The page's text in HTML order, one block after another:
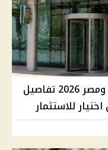
أعلى عائد شهادات بنكي الأهلي ومصر 2026 تفاصيل
للاستثمار